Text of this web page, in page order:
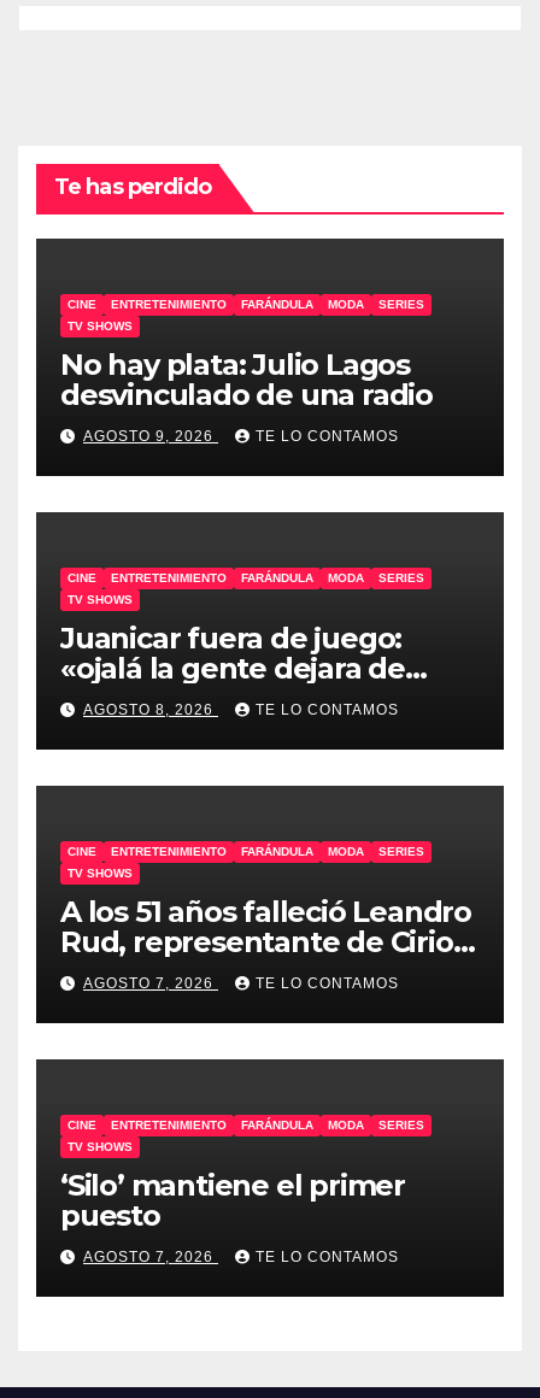
Te has perdido
CINE ENTRETENIMIENTO FARÁNDULA MODA
SERIES
TV SHOWS
No hay plata: Julio Lagos
desvinculado de una radio
AGOSTO 9, 2026 TE LO CONTAMOS
CINE ENTRETENIMIENTO FARÁNDULA MODA
SERIES
TV SHOWS
Juanicar fuera de juego:
«ojalá la gente dejara de
odiar tanto»
AGOSTO 8, 2026 TE LO CONTAMOS
CINE ENTRETENIMIENTO FARÁNDULA MODA
SERIES
TV SHOWS
A los 51 años falleció Leandro
Rud, representante de Cirio,
Loly, Marengo y Maglietti
AGOSTO 7, 2026 TE LO CONTAMOS
CINE ENTRETENIMIENTO FARÁNDULA MODA
SERIES
TV SHOWS
‘Silo’ mantiene el primer
puesto
AGOSTO 7, 2026 TE LO CONTAMOS